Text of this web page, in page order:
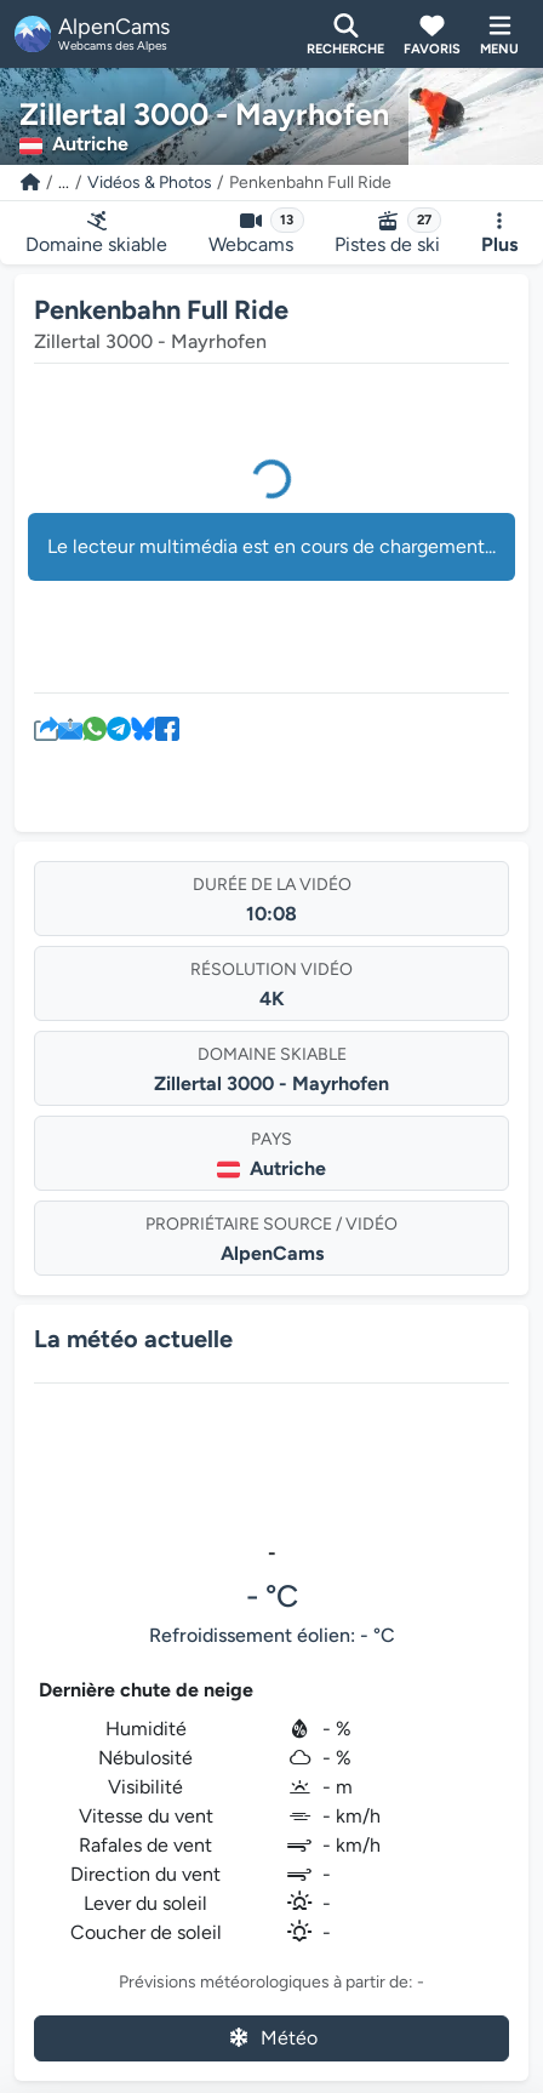
AlpenCams
Webcams des Alpes RECHERCHE FAVORIS MENU
Zillertal 3000 - Mayrhofen
Autriche
... Vidéos & Photos Penkenbahn Full Ride
Domaine skiable
13
Webcams
27
Pistes de ski Plus
Penkenbahn Full Ride
Zillertal 3000 - Mayrhofen
Le lecteur multimédia est en cours de chargement...
Le lecteur multimédia est en cours de chargement...
DURÉE DE LA VIDÉO
10:08
RÉSOLUTION VIDÉO
4K
DOMAINE SKIABLE
Zillertal 3000 - Mayrhofen
PAYS
Autriche
PROPRIÉTAIRE SOURCE / VIDÉO
AlpenCams
La météo actuelle
-
- °C
Refroidissement éolien: - °C
Dernière chute de neige
Humidité
- %
Nébulosité
- %
Visibilité
- m
Vitesse du vent
- km/h
Rafales de vent
- km/h
Direction du vent
-
Lever du soleil
-
Coucher de soleil
-
Prévisions météorologiques à partir de: -
Météo